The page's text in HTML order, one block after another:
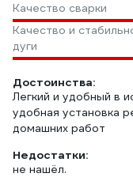
Качество сварки
Качество и
дуги
Достоинства:
Легкий и удобный в
удобная установка
домашних работ
Недостатки:
не нашёл.